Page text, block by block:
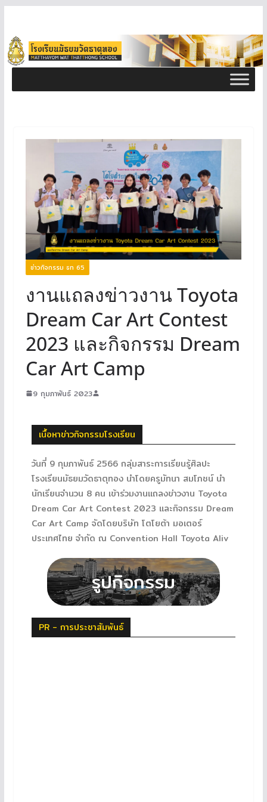
ข่าวกิจกรรม ธท 65
งานแถลงข่าวงาน Toyota
Dream Car Art Contest
2023 และกิจกรรม Dream
Car Art Camp
9 กุมภาพันธ์ 2023
เนื้อหาข่าวกิจกรรมโรงเรียน
วันที่ 9 กุมภาพันธ์ 2566 กลุ่มสาระการเรียนรู้ศิลปะ
โรงเรียนมัธยมวัดธาตุทอง นำโดยครูมัทนา สมโภชน์ นำ
นักเรียนจำนวน 8 คน เข้าร่วมงานแถลงข่าวงาน Toyota
Dream Car Art Contest 2023 และกิจกรรม Dream
Car Art Camp จัดโดยบริษัท โตโยต้า มอเตอร์
ประเทศไทย จำกัด ณ Convention Hall Toyota Aliv
PR - การประชาสัมพันธ์